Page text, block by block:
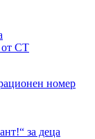
номер